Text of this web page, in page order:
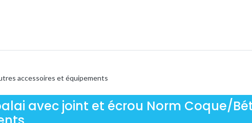
accessoires et équipements
avec joint et écrou Norm Coque/